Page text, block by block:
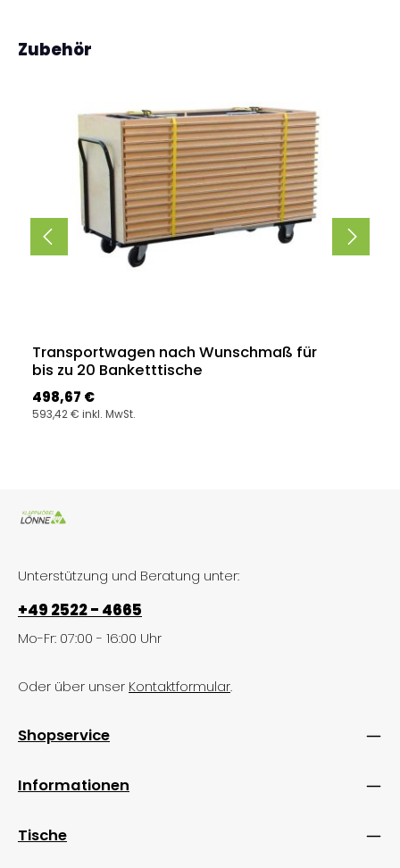
Produktgalerie überspringen
Zubehör
Transportwagen nach Wunschmaß für
bis zu 20 Banketttische
Regulärer Preis:
498,67 €
593,42 € inkl. MwSt.
Unterstützung und Beratung unter:
+49 2522 - 4665
Mo-Fr: 07:00 - 16:00 Uhr
Oder über unser Kontaktformular.
Shopservice
Informationen
Tische